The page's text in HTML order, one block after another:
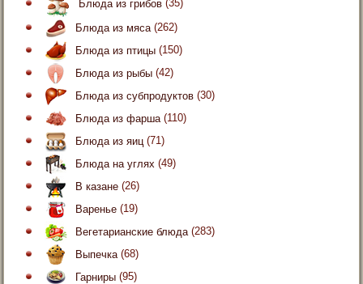
Блюда из грибов (35)
Блюда из мяса (262)
Блюда из птицы (150)
Блюда из рыбы (42)
Блюда из субпродуктов (30)
Блюда из фарша (110)
Блюда из яиц (71)
Блюда на углях (49)
В казане (26)
Варенье (19)
Вегетарианские блюда (283)
Выпечка (68)
Гарниры (95)